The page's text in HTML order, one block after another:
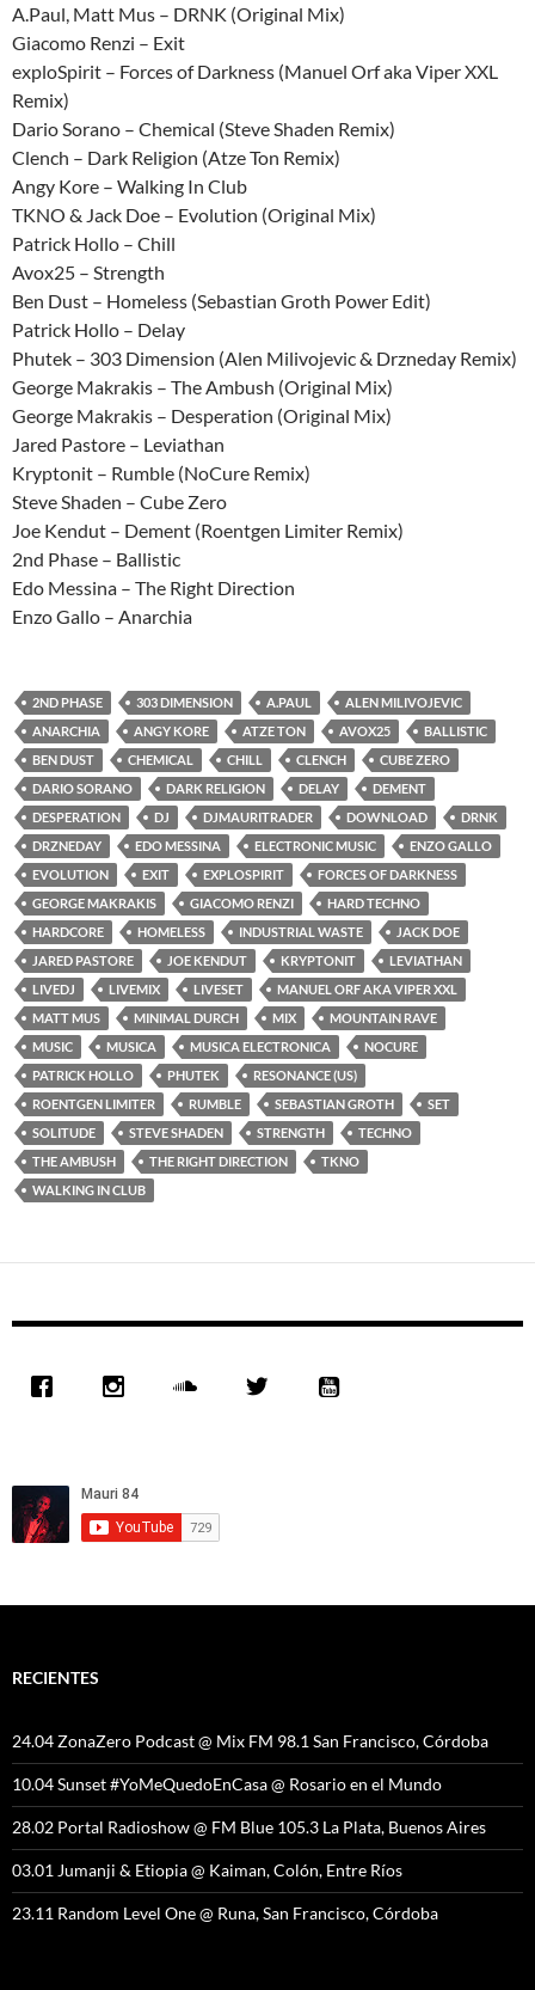
A.Paul, Matt Mus – DRNK (Original Mix)
Giacomo Renzi – Exit
exploSpirit – Forces of Darkness (Manuel Orf aka Viper XXL
Remix)
Dario Sorano – Chemical (Steve Shaden Remix)
Clench – Dark Religion (Atze Ton Remix)
Angy Kore – Walking In Club
TKNO & Jack Doe – Evolution (Original Mix)
Patrick Hollo – Chill
Avox25 – Strength
Ben Dust – Homeless (Sebastian Groth Power Edit)
Patrick Hollo – Delay
Phutek – 303 Dimension (Alen Milivojevic & Drzneday Remix)
George Makrakis – The Ambush (Original Mix)
George Makrakis – Desperation (Original Mix)
Jared Pastore – Leviathan
Kryptonit – Rumble (NoCure Remix)
Steve Shaden – Cube Zero
Joe Kendut – Dement (Roentgen Limiter Remix)
2nd Phase – Ballistic
Edo Messina – The Right Direction
Enzo Gallo – Anarchia
2ND PHASE 303 DIMENSION A.PAUL
ALEN MILIVOJEVIC
ANARCHIA
ANGY KORE ATZE TON AVOX25
BALLISTIC
BEN DUST
CHEMICAL CHILL CLENCH
CUBE ZERO
DARIO SORANO
DARK RELIGION DELAY
DEMENT
DESPERATION
DJ DJMAURITRADER DOWNLOAD
DRNK
DRZNEDAY
EDO MESSINA ELECTRONIC MUSIC
ENZO GALLO
EVOLUTION
EXIT EXPLOSPIRIT
FORCES OF DARKNESS
GEORGE MAKRAKIS
GIACOMO RENZI
HARD TECHNO
HARDCORE
HOMELESS INDUSTRIAL WASTE
JACK DOE
JARED PASTORE
JOE KENDUT KRYPTONIT
LEVIATHAN
LIVEDJ
LIVEMIX LIVESET
MANUEL ORF AKA VIPER XXL
MATT MUS
MINIMAL DURCH MIX
MOUNTAIN RAVE
MUSIC
MUSICA MUSICA ELECTRONICA
NOCURE
PATRICK HOLLO
PHUTEK
RESONANCE (US)
ROENTGEN LIMITER
RUMBLE SEBASTIAN GROTH
SET
SOLITUDE
STEVE SHADEN STRENGTH
TECHNO
THE AMBUSH
THE RIGHT DIRECTION
TKNO
WALKING IN CLUB
RECIENTES
24.04 ZonaZero Podcast @ Mix FM 98.1 San Francisco, Córdoba
10.04 Sunset #YoMeQuedoEnCasa @ Rosario en el Mundo
28.02 Portal Radioshow @ FM Blue 105.3 La Plata, Buenos Aires
03.01 Jumanji & Etiopia @ Kaiman, Colón, Entre Ríos
23.11 Random Level One @ Runa, San Francisco, Córdoba